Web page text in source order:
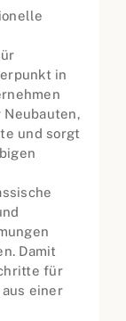
in
und sorgt
Damit
für
einer